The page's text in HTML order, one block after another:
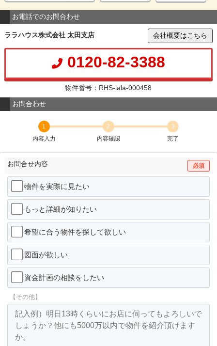
お電話でのお問合わせ
ララハウス株式会社 太田支店 会社概要はこちら
0120-82-3388
物件番号：RHS-lala-000458
お問合わせ
1
内容入力
2
内容確認
3
完了
お問合せ内容 必須
物件を実際に見たい
もっと詳細が知りたい
希望に合う物件を探して欲しい
図面が欲しい
資金計画の相談をしたい
【その他】